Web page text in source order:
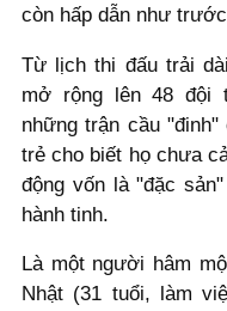
còn hấp dẫn như
Từ lịch thi đấu trải
mở rộng lên 48 đội
những trận cầu
trẻ cho biết họ chưa
động vốn là "đặc
hành tinh.
Là một người hâm
Nhật (31 tuổi, làm